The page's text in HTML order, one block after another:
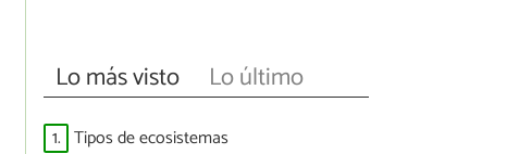
Lo más visto Lo último
1. Tipos de ecosistemas